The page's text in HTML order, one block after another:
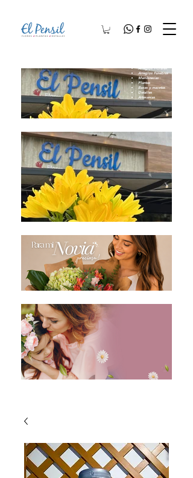
Arreglos Florales
Arreglos Fúnebres
Membresías
Plantas
Bases y macetas
Detalles
Artesanías​